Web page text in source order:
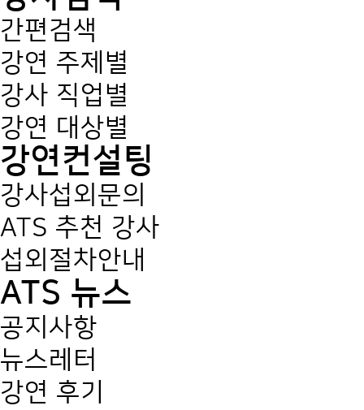
간편검색
강연 주제별
강사 직업별
강연 대상별
강연컨설팅
강사섭외문의
ATS 추천 강사
섭외절차안내
ATS 뉴스
공지사항
뉴스레터
강연 후기